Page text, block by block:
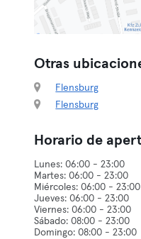
Otras
Flensburg
Flensburg
Horario de
Lunes: 06:00 - 23:00
Martes: 06:00 - 23:00
Miércoles: 06:00 - 23:00
Jueves: 06:00 - 23:00
Viernes: 06:00 - 23:00
Sábado: 08:00 - 23:00